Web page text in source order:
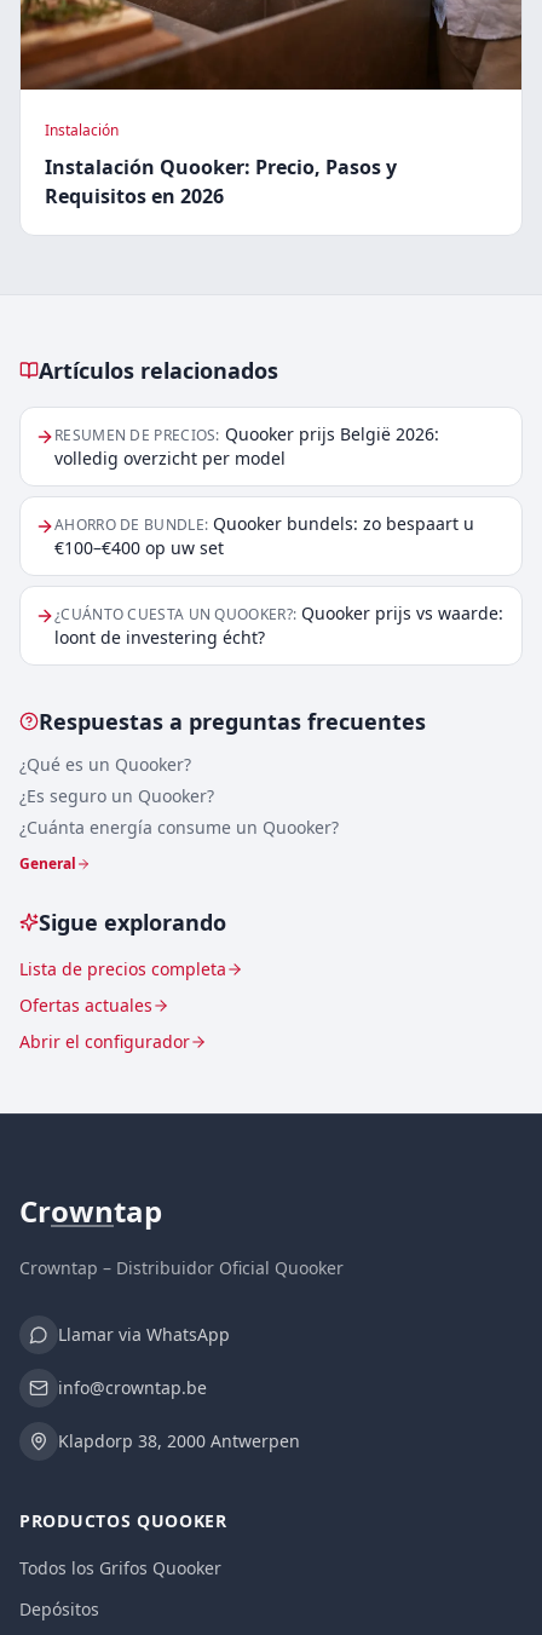
Instalación
Instalación Quooker: Precio, Pasos y
Requisitos en 2026
Artículos relacionados
Artículos relacionados
RESUMEN DE PRECIOS: Quooker prijs België 2026:
volledig overzicht per model
AHORRO DE BUNDLE: Quooker bundels: zo bespaart u
€100–€400 op uw set
¿CUÁNTO CUESTA UN QUOOKER?: Quooker prijs vs waarde:
loont de investering écht?
Respuestas a preguntas frecuentes
¿Qué es un Quooker?
¿Es seguro un Quooker?
¿Cuánta energía consume un Quooker?
General
Sigue explorando
Lista de precios completa
Ofertas actuales
Abrir el configurador
Crowntap
Crowntap – Distribuidor Oficial Quooker
Llamar via WhatsApp
info@crowntap.be
Klapdorp 38, 2000 Antwerpen
PRODUCTOS QUOOKER
Todos los Grifos Quooker
Depósitos